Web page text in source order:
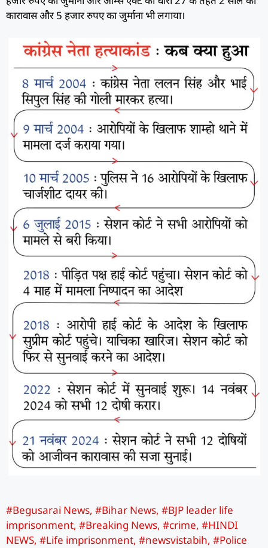
कारावास और 5 हजार रुपए का जुर्माना भी लगाया।
#Begusarai News, #Bihar News, #BJP leader life
imprisonment, #Breaking News, #crime, #HINDI
NEWS, #Life imprisonment, #newsvistabih, #Police